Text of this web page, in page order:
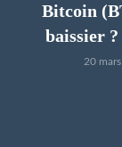
Bitcoin
baissier ?
20